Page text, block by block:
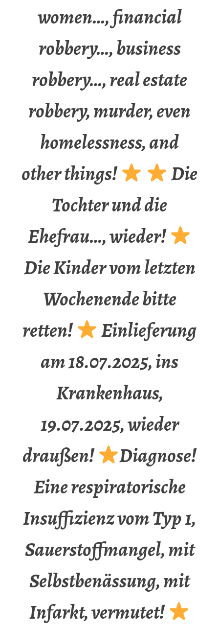
women…, financial
robbery…, business
robbery…, real estate
robbery, murder, even
homelessness, and
other things!
Die
Tochter und die
Ehefrau…, wieder!
Die Kinder vom letzten
Wochenende bitte
retten!
Einlieferung
am 18.07.2025, ins
Krankenhaus,
19.07.2025, wieder
draußen!
Diagnose!
Eine respiratorische
Insuffizienz vom Typ 1,
Sauerstoffmangel, mit
Selbstbenässung, mit
Infarkt, vermutet!